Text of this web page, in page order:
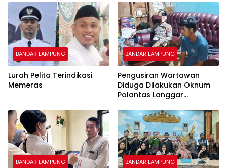
Kehangatan
BANDAR LAMPUNG
Lurah Pelita Terindikasi
Memeras
BANDAR LAMPUNG
Pengusiran Wartawan
Diduga Dilakukan Oknum
Polantas Langgar
BANDAR LAMPUNG BANDAR LAMPUNG